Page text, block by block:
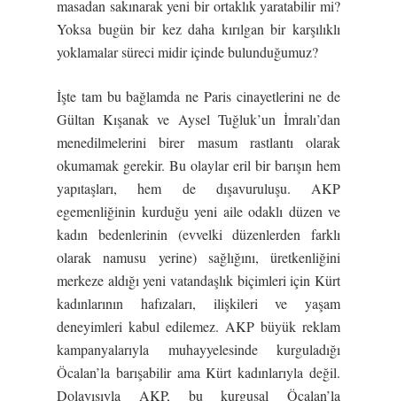
masadan sakınarak yeni bir ortaklık yaratabilir mi?
Yoksa bugün bir kez daha kırılgan bir karşılıklı
yoklamalar süreci midir içinde bulunduğumuz?
İşte tam bu bağlamda ne Paris cinayetlerini ne de
Gültan Kışanak ve Aysel Tuğluk’un İmralı’dan
menedilmelerini birer masum rastlantı olarak
okumamak gerekir. Bu olaylar eril bir barışın hem
yapıtaşları, hem de dışavuruluşu. AKP
egemenliğinin kurduğu yeni aile odaklı düzen ve
kadın bedenlerinin (evvelki düzenlerden farklı
olarak namusu yerine) sağlığını, üretkenliğini
merkeze aldığı yeni vatandaşlık biçimleri için Kürt
kadınlarının hafızaları, ilişkileri ve yaşam
deneyimleri kabul edilemez. AKP büyük reklam
kampanyalarıyla muhayyelesinde kurguladığı
Öcalan’la barışabilir ama Kürt kadınlarıyla değil.
Dolayısıyla AKP, bu kurgusal Öcalan’la